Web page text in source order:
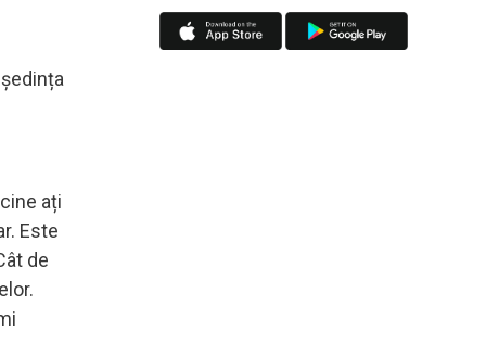
ați
Este
de